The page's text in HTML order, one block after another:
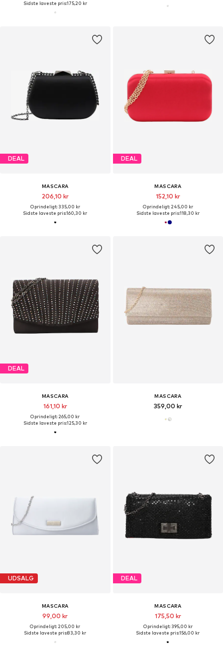
Sidste laveste pris:175,20 kr
DEAL
MASCARA
206,10 kr
Oprindeligt: 335,00 kr
Sidste laveste pris:160,30 kr
DEAL
MASCARA
152,10 kr
Oprindeligt: 245,00 kr
Sidste laveste pris:118,30 kr
DEAL
MASCARA
161,10 kr
Oprindeligt: 265,00 kr
Sidste laveste pris:125,30 kr
MASCARA
359,00 kr
UDSALG
MASCARA
99,00 kr
Oprindeligt: 205,00 kr
Sidste laveste pris:83,30 kr
DEAL
MASCARA
175,50 kr
Oprindeligt: 395,00 kr
Sidste laveste pris:156,00 kr